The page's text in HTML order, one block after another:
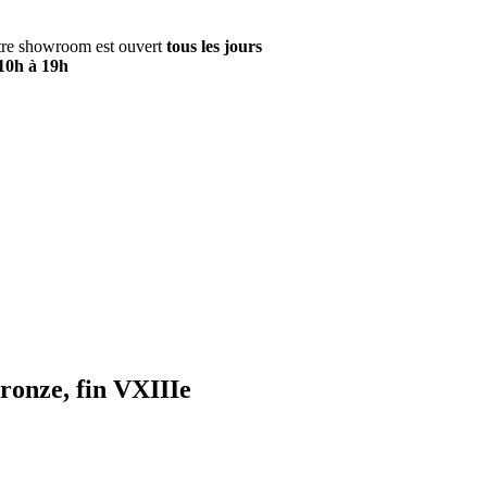
showroom est ouvert tous les jours
à 19h
fin VXIIIe